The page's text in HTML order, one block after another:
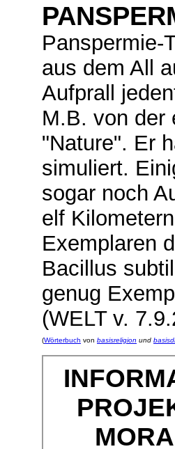
Panspermie-
aus dem All
Aufprall
M.B. von der
"Nature". Er
simuliert.
sogar noch
elf
Exemplaren
Bacillus
genug
(WELT v.
(Wörterbuch von basisreligion und